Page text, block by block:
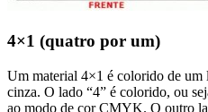
4×1 (quatro por um)
Um material 4×1 é colorido de um
cinza. O lado “4” é colorido, ou
ao modo de cor CMYK. O outro